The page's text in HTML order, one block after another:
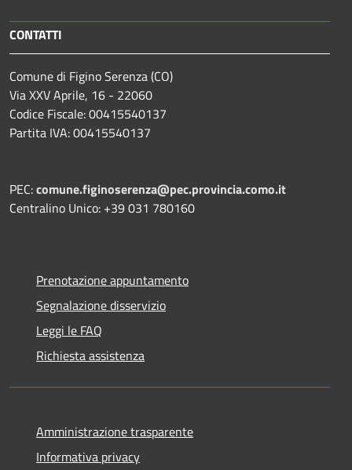
CONTATTI
Comune di Figino Serenza (CO)
Via XXV Aprile, 16 - 22060
Codice Fiscale: 00415540137
Partita IVA: 00415540137
PEC:comune.figinoserenza@pec.provincia.como.it
Centralino Unico: +39 031 780160
Prenotazione appuntamento
Segnalazione disservizio
Leggi le FAQ
Richiesta assistenza
Amministrazione trasparente
Informativa privacy